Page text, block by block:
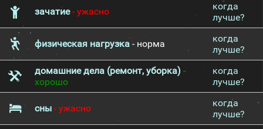
зачатие- ужасно
когда
лучше?
физическая нагрузка - норма
когда
лучше?
домашние дела (ремонт, уборка) -
хорошо
когда
лучше?
сны - ужасно
когда
лучше?